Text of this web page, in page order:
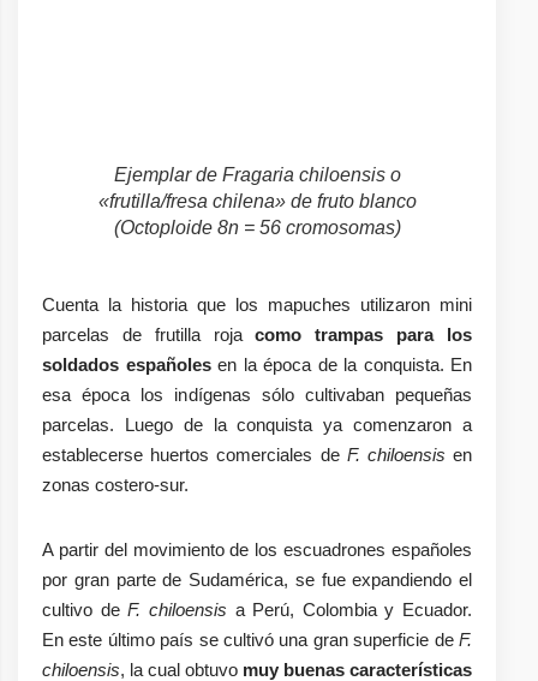
Ejemplar de Fragaria chiloensiso
«frutilla/fresa chilena» de fruto blanco
(Octoploide 8n = 56 cromosomas)
Cuenta la historia que los mapuches utilizaron mini
parcelas de frutilla rojacomo trampas para los
soldados españolesen la época de la conquista. En
esa época los indígenas sólo cultivaban pequeñas
parcelas. Luego de la conquista ya comenzaron a
establecerse huertos comerciales de F. chiloensis en
zonas costero-sur.
A partir del movimiento de los escuadrones españoles
por gran parte de Sudamérica, se fue expandiendo el
cultivo deF. chiloensis a Perú, Colombia y Ecuador.
En este último país se cultivó una gran superficie de F.
chiloensis, la cual obtuvo muy buenas características